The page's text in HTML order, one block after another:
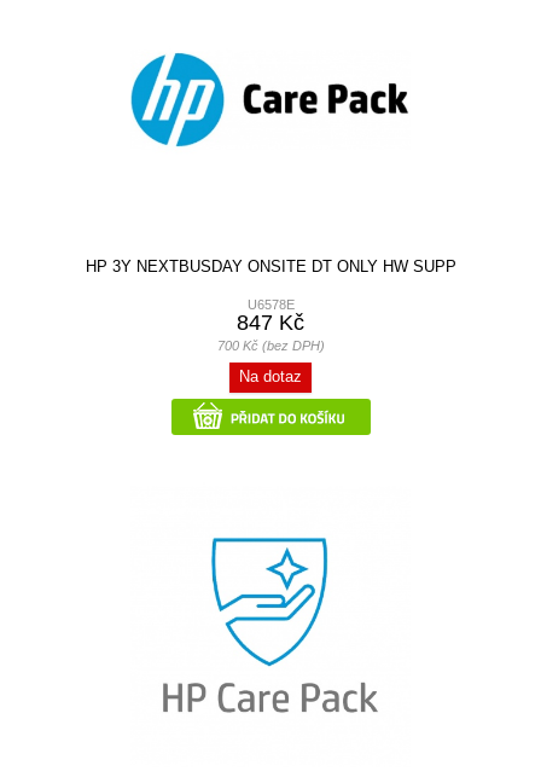
HP 3Y NEXTBUSDAY ONSITE DT ONLY HW SUPP
U6578E
847 Kč
700 Kč (bez DPH)
Na dotaz